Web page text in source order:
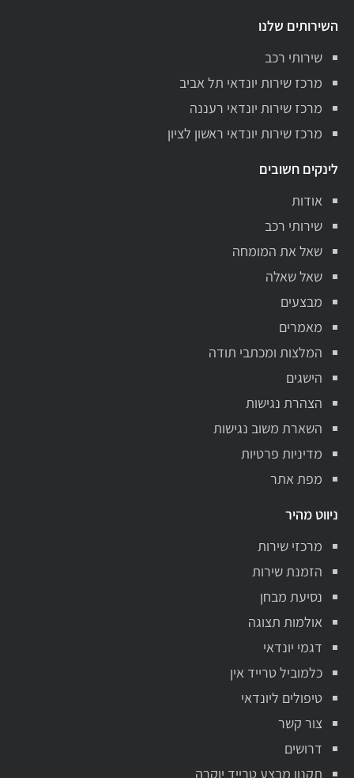
השירותים שלנו
שירותי רכב
מרכז שירות יונדאי תל אביב
מרכז שירות יונדאי רעננה
מרכז שירות יונדאי ראשון לציון
לינקים חשובים
אודות
שירותי רכב
שאל את המומחה
שאל שאלה
מבצעים
מאמרים
המלצות ומכתבי תודה
הישגים
הצהרת נגישות
השארת משוב נגישות
מדיניות פרטיות
מפת אתר
ניווט מהיר
מרכזי שירות
הזמנת שירות
נסיעת מבחן
אולמות תצוגה
דגמי יונדאי
כלמוביל טרייד אין
טיפולים ליונדאי
צור קשר
דרושים
תקנון מבצע טרייד יוקרה